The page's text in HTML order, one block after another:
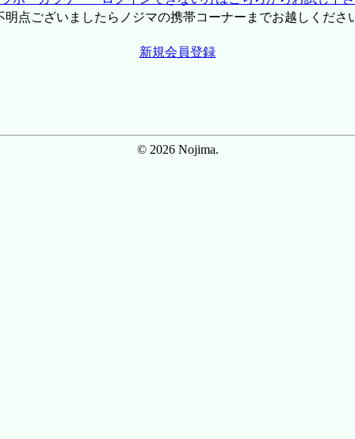
点ございましたらノジマの携帯コーナーまでお越しくださ
新規会員登録
© 2026 Nojima.